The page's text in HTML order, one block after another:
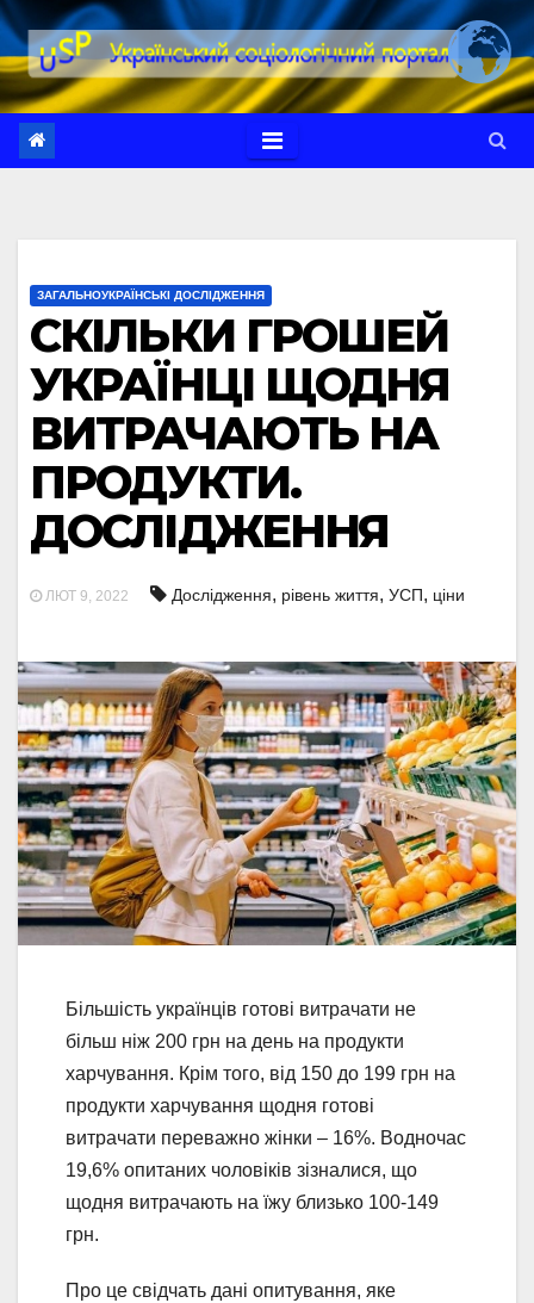
Перейти
до
вмісту
ЗАГАЛЬНОУКРАЇНСЬКІ ДОСЛІДЖЕННЯ
СКІЛЬКИ ГРОШЕЙ
УКРАЇНЦІ ЩОДНЯ
ВИТРАЧАЮТЬ НА
ПРОДУКТИ.
ДОСЛІДЖЕННЯ
ЛЮТ 9, 2022 Дослідження, рівень життя, УСП, ціни
Більшість українців готові витрачати не
більш ніж 200 грн на день на продукти
харчування. Крім того, від 150 до 199 грн на
продукти харчування щодня готові
витрачати переважно жінки – 16%. Водночас
19,6% опитаних чоловіків зізналися, що
щодня витрачають на їжу близько 100-149
грн.
Про це свідчать дані опитування, яке